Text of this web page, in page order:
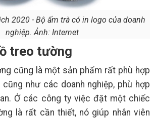
2020 - Bộ ấm trà có in logo của doanh
nghiệp. Ảnh: Internet
treo tường
cũng là một sản phẩm rất phù hợp
như các doanh nghiệp, phù hợp
Ở các công ty việc đặt một chiếc
là rất cần thiết, nó giúp nhân viên